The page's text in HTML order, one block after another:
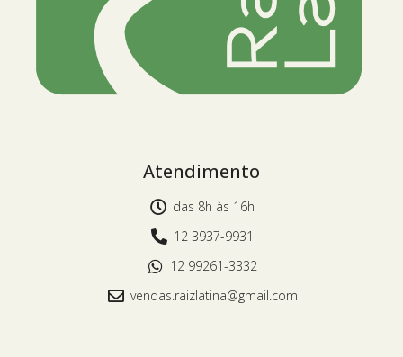
Atendimento
das 8h às 16h
12 3937-9931
12 99261-3332
vendas.raizlatina@gmail.com